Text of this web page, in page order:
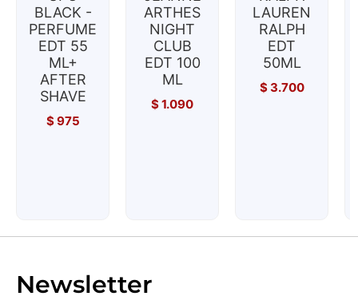
BLACK -
PERFUME
EDT 55
ML+
AFTER
SHAVE
$975
ARTHES
NIGHT
CLUB
EDT 100
ML
$1.090
LAUREN
RALPH
EDT
50ML
$3.700
Newsletter